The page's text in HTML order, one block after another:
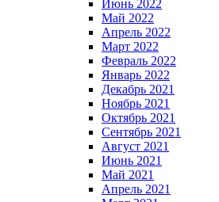
Июнь 2022
Май 2022
Апрель 2022
Март 2022
Февраль 2022
Январь 2022
Декабрь 2021
Ноябрь 2021
Октябрь 2021
Сентябрь 2021
Август 2021
Июнь 2021
Май 2021
Апрель 2021